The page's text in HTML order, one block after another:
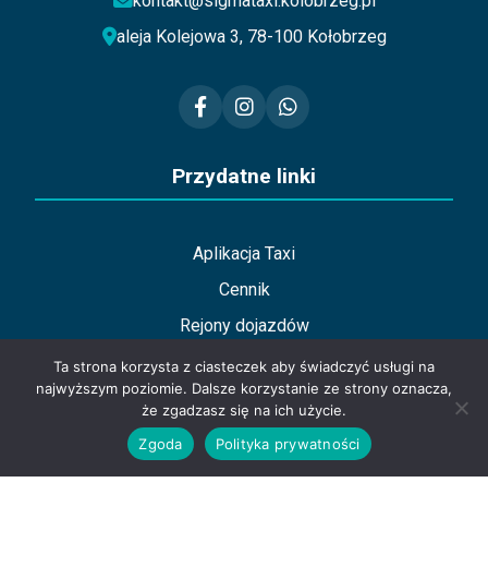
aleja Kolejowa 3, 78-100 Kołobrzeg
Przydatne linki
Aplikacja Taxi
Cennik
Rejony dojazdów
Rabaty
Partnerzy
Aktualności
Zamów Taxi
Ta strona korzysta z ciasteczek aby świadczyć usługi na
najwyższym poziomie. Dalsze korzystanie ze strony oznacza,
że zgadzasz się na ich użycie.
Zgoda
Polityka prywatności